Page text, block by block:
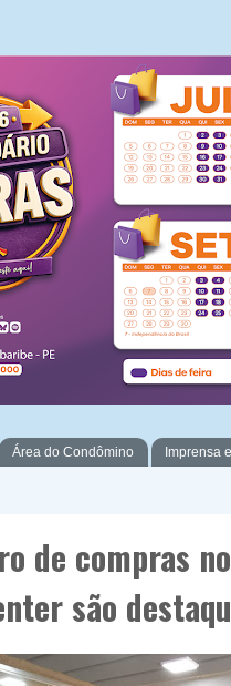
Área do Condômino Imprensa
de compras
são